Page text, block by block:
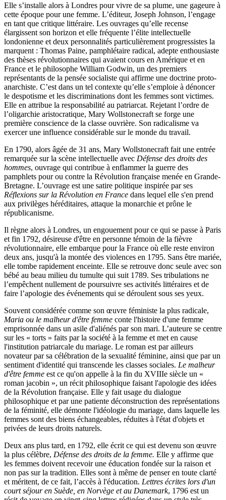
Elle s’installe alors à Londres pour vivre de sa plume, une gageure à
cette époque pour une femme. L’éditeur, Joseph Johnson, l’engage
en tant que critique littéraire. Les ouvrages qu’elle recense
élargissent son horizon et elle fréquente l’élite intellectuelle
londonienne et deux personnalités particulièrement progressistes la
marquent : Thomas Paine, pamphlétaire radical, adepte enthousiaste
des thèses révolutionnaires qui avaient cours en Amérique et en
France et le philosophe William Godwin, un des premiers
représentants de la pensée socialiste qui affirme une doctrine proto-
anarchiste. C’est dans un tel contexte qu’elle s’emploie à dénoncer
le despotisme et les discriminations dont les femmes sont victimes.
Elle en attribue la responsabilité au patriarcat. Rejetant l’ordre de
l’oligarchie aristocratique, Mary Wollstonecraft se forge une
première conscience de la classe ouvrière. Son radicalisme va
exercer une influence considérable sur le monde du travail.
En 1790, alors âgée de 31 ans, Mary Wollstonecraft fait une entrée
remarquée sur la scène intellectuelle avec Défense des droits des
hommes, ouvrage qui contribue à enflammer la guerre des
pamphlets pour ou contre la Révolution française menée en Grande-
Bretagne. L’ouvrage est une satire politique inspirée par ses
Réflexions sur la Révolution en France dans lequel elle s'en prend
aux privilèges héréditaires, attaque la monarchie et prône le
républicanisme.
Il règne alors à Londres, un engouement pour ce qui se passe à Paris
et fin 1792, désireuse d'être en personne témoin de la fièvre
révolutionnaire, elle embarque pour la France où elle reste environ
deux ans, jusqu'à la montée des violences en 1795. Sans être mariée,
elle tombe rapidement enceinte. Elle se retrouve donc seule avec son
bébé au beau milieu du tumulte qui suit 1789. Ses tribulations ne
l’empêchent nullement de poursuivre ses activités littéraires et de
faire l’apologie des événements qui se déroulent sous ses yeux.
Souvent considérée comme son œuvre féministe la plus radicale,
Maria ou le malheur d'être femme conte l'histoire d'une femme
emprisonnée dans un asile d'aliénés par son mari. L’auteure se centre
sur les « torts » faits par la société à la femme et met en cause
l'institution patriarcale du mariage. Le roman est par ailleurs
novateur par sa célébration de la sexualité féminine, ainsi que par un
sentiment d'identité qui transcende les classes sociales. Le malheur
d'être femme est ce qu'on appelle à la fin du XVIIIe siècle un «
roman jacobin », un récit philosophique faisant l'apologie des idées
de la Révolution française. Elle y fait usage du dialogue
philosophique et par une patiente déconstruction des représentations
de la féminité, elle démonte l'idéologie du mariage, dans laquelle les
femmes sont des biens échangeables, réduites à l'état d'objets et
privées de leurs droits naturels.
Deux ans plus tard, en 1792, elle écrit ce qui est devenu son œuvre
la plus célèbre, Défense des droits de la femme. Elle y affirme que
les femmes doivent recevoir une éducation fondée sur la raison et
non pas sur la tradition. Elles sont à même de penser en toute clarté
et méritent, de ce fait, l’accès à l'éducation. Lettres écrites lors d'un
court séjour en Suède, en Norvège et au Danemark, 1796 est un